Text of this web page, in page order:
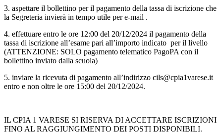
3. aspettare il bollettino per il pagamento della tassa di iscrizione che
la Segreteria invierà in tempo utile per e-mail .
4. effettuare entro le ore 12:00 del 20/12/2024 il pagamento della
tassa di iscrizione all’esame pari all’importo indicato per il livello
(ATTENZIONE: SOLO pagamento telematico PagoPA con il
bollettino inviato dalla scuola)
5. inviare la ricevuta di pagamento all’indirizzo cils@cpia1varese.it
entro e non oltre le ore 15:00 del 20/12/2024.
IL CPIA 1 VARESE SI RISERVA DI ACCETTARE ISCRIZIONI
FINO AL RAGGIUNGIMENTO DEI POSTI DISPONIBILI.